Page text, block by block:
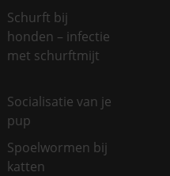
Schurft bij
honden – infectie
met schurftmijt
Socialisatie van je
pup
Spoelwormen bij
katten